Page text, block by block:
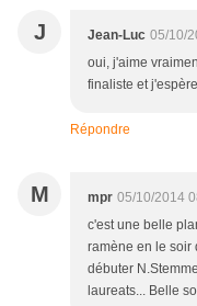
J Jean-Luc 05/10/
oui, j'aime
finaliste et
Répondre
M mpr 05/10/2014
c'est une belle
ramène en le soir
débuter
laureats... Belle